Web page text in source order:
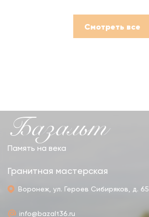
Смотреть все
Базальт
Память на века
Гранитная мастерская
Воронеж, ул. Героев Сибиряков, д. 65
info@bazalt36.ru